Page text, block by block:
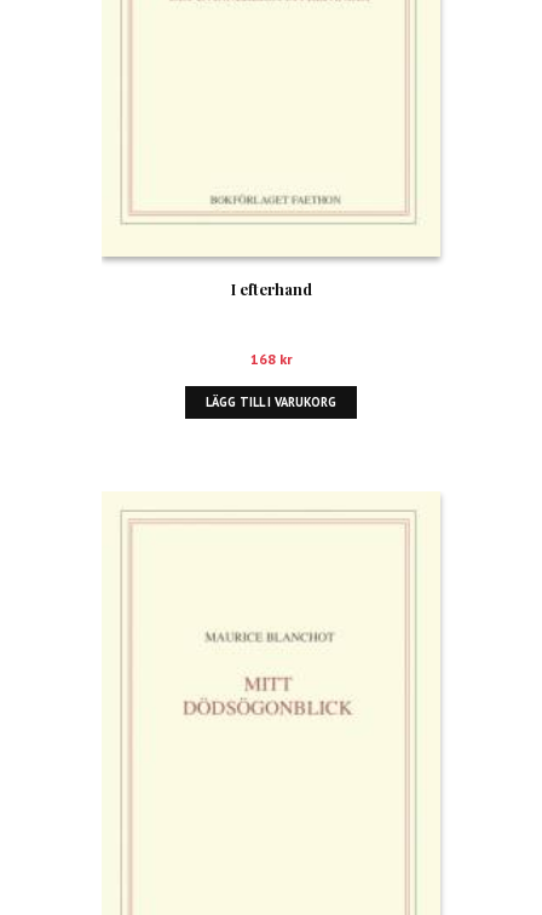
I efterhand
168 kr
LÄGG TILL I VARUKORG